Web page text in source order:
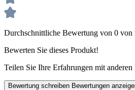
Durchschnittliche Bewertung von 0 von
Bewerten Sie dieses Produkt!
Teilen Sie Ihre Erfahrungen mit anderen
Bewertung schreiben Bewertungen